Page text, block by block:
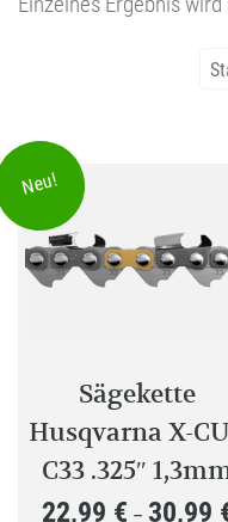
Neu!
Sägekette
Husqvarna X-
C33 .325″
22,99 € – 30,99